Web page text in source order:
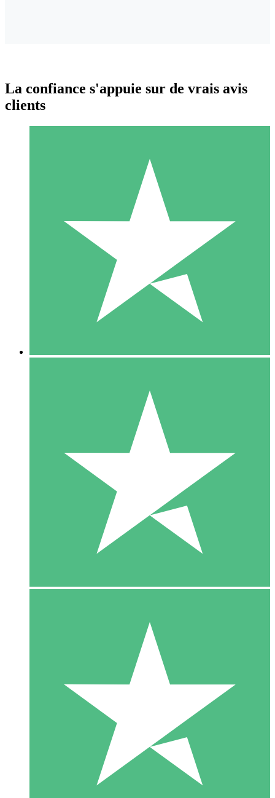
Packs de Crédits Individuels
Payez à l'utilisation avec des crédits de téléchargement. Sans
1 Téléchargement
10 00
10 Téléchargements
20 00
La confiance s'appuie sur de vrais avis
clients